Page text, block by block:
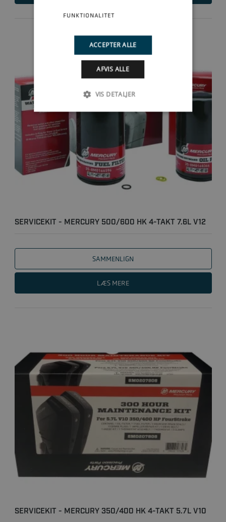
SERVICEKIT - MERCURY 500/600 HK 4-TAKT 7.6L V12
SAMMENLIGN
LÆS MERE
SERVICEKIT - MERCURY 350/400 HK 4-TAKT 5.7L V10
FUNKTIONALITET
ACCEPTER ALLE
AFVIS ALLE
VIS DETALJER